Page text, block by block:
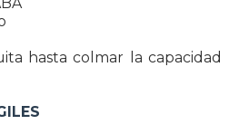
hasta colmar la capacidad